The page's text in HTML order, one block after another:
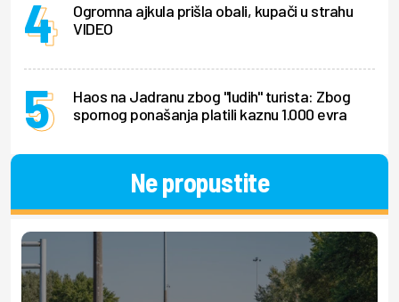
Ogromna ajkula prišla obali, kupači u strahu
VIDEO
Haos na Jadranu zbog "ludih" turista: Zbog
spornog ponašanja platili kaznu 1.000 evra
Ne propustite